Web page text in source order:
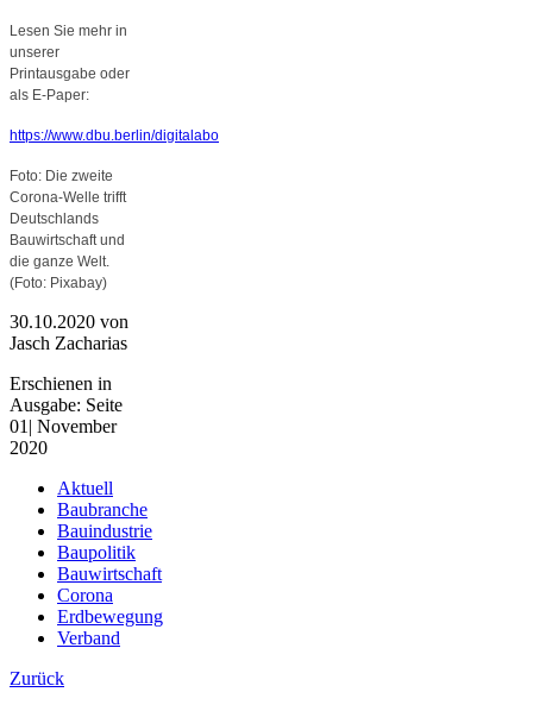
Lesen Sie mehr in
unserer
Printausgabe oder
als E-Paper:
https://www.dbu.berlin/digitalabo
Foto: Die zweite
Corona-Welle trifft
Deutschlands
Bauwirtschaft und
die ganze Welt.
(Foto: Pixabay)
30.10.2020 von
Jasch Zacharias
Erschienen in
Ausgabe: Seite
01| November
2020
Aktuell
Baubranche
Bauindustrie
Baupolitik
Bauwirtschaft
Corona
Erdbewegung
Verband
Zurück